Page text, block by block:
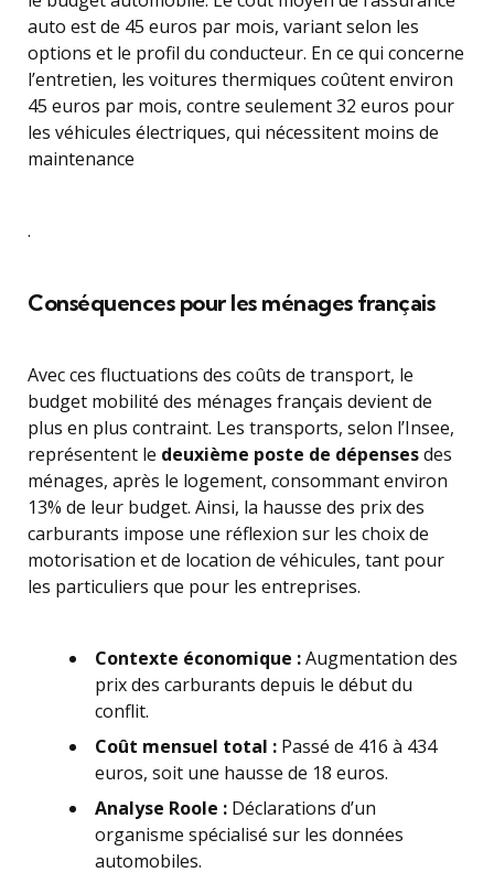
auto est de 45 euros par mois, variant selon les
options et le profil du conducteur. En ce qui concerne
l’entretien, les voitures thermiques coûtent environ
45 euros par mois, contre seulement 32 euros pour
les véhicules électriques, qui nécessitent moins de
maintenance
.
Conséquences pour les ménages français
Avec ces fluctuations des coûts de transport, le
budget mobilité des ménages français devient de
plus en plus contraint. Les transports, selon l’Insee,
représentent le deuxième poste de dépensesdes
ménages, après le logement, consommant environ
13% de leur budget. Ainsi, la hausse des prix des
carburants impose une réflexion sur les choix de
motorisation et de location de véhicules, tant pour
les particuliers que pour les entreprises.
Contexte économique :Augmentation des
prix des carburants depuis le début du
conflit.
Coût mensuel total : Passé de 416 à 434
euros, soit une hausse de 18 euros.
Analyse Roole : Déclarations d’un
organisme spécialisé sur les données
automobiles.